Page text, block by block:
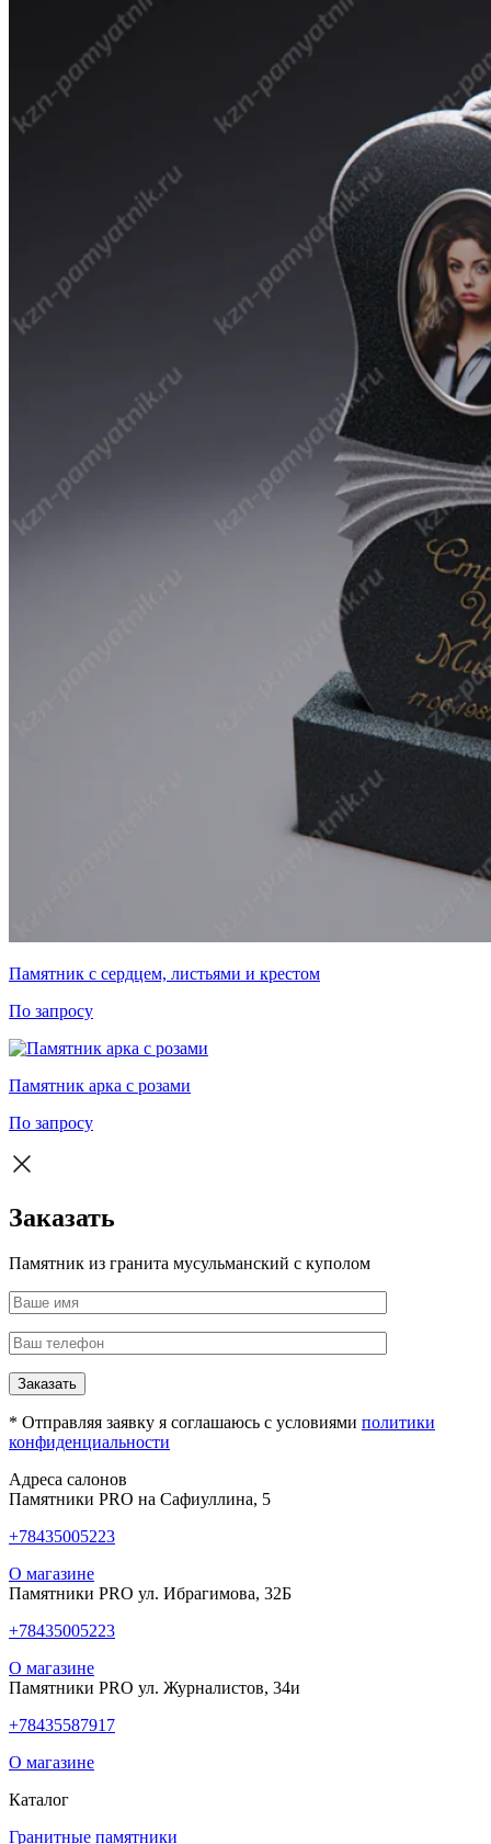
Памятник с сердцем, листьями и крестом
По запросу
Памятник арка с розами
По запросу
Заказать
Памятник из гранита мусульманский с куполом
Заказать
* Отправляя заявку я соглашаюсь с условиями политики
конфиденциальности
Адреса салонов
Памятники PRO на Сафиуллина, 5
+78435005223
О магазине
Памятники PRO ул. Ибрагимова, 32Б
+78435005223
О магазине
Памятники PRO ул. Журналистов, 34и
+78435587917
О магазине
Каталог
Гранитные памятники